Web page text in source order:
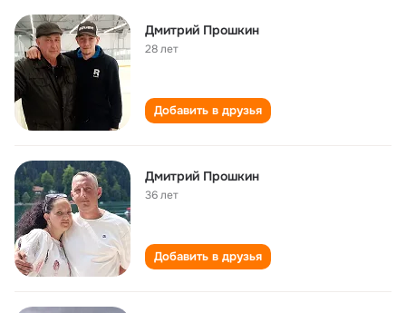
Дмитрий Прошкин
28 лет
Добавить в друзья
Дмитрий Прошкин
36 лет
Добавить в друзья